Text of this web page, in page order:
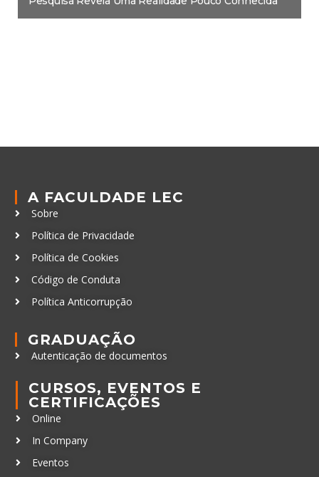
A FACULDADE LEC
Sobre
Política de Privacidade
Política de Cookies
Código de Conduta
Política Anticorrupção
GRADUAÇÃO
Autenticação de documentos
CURSOS, EVENTOS E
CERTIFICAÇÕES
Online
In Company
Eventos